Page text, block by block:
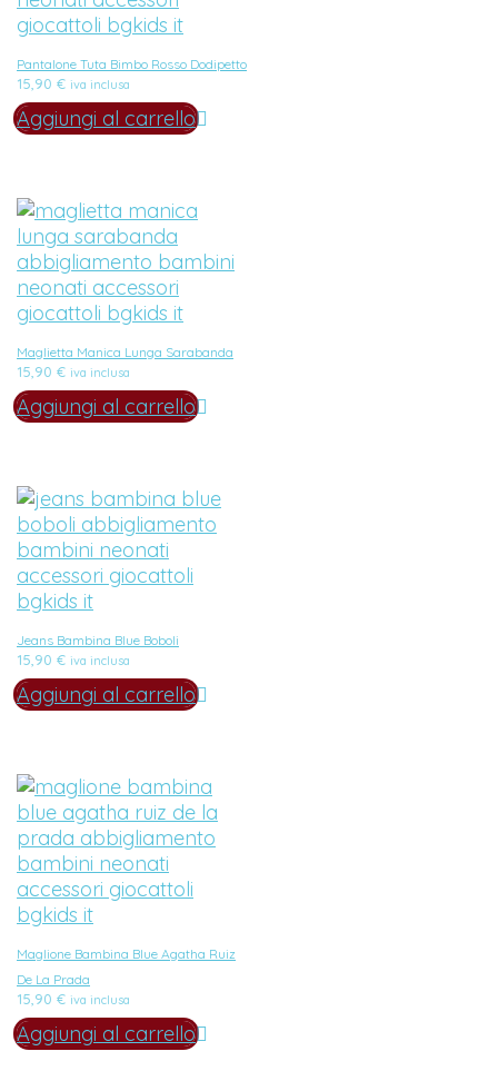
Pantalone Tuta Bimbo Rosso Dodipetto
15,90 € iva inclusa
Aggiungi al carrello
Maglietta Manica Lunga Sarabanda
15,90 € iva inclusa
Aggiungi al carrello
Jeans Bambina Blue Boboli
15,90 € iva inclusa
Aggiungi al carrello
Maglione Bambina Blue Agatha Ruiz
De La Prada
15,90 € iva inclusa
Aggiungi al carrello